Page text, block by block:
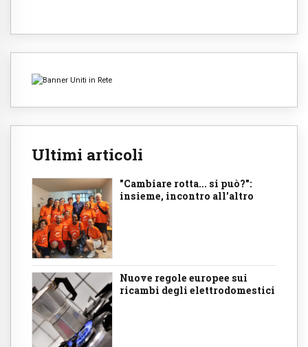
Ultimi articoli
"Cambiare rotta... si può?":
insieme, incontro all'altro
Nuove regole europee sui
ricambi degli elettrodomestici